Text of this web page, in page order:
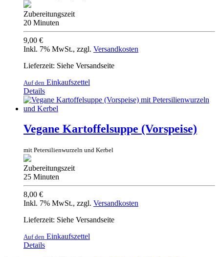
Zubereitungszeit
20 Minuten
9,00 €
Inkl. 7% MwSt., zzgl. Versandkosten
Lieferzeit: Siehe Versandseite
Auf den Einkaufszettel
Details
Vegane Kartoffelsuppe (Vorspeise)
mit Petersilienwurzeln und Kerbel
Zubereitungszeit
25 Minuten
8,00 €
Inkl. 7% MwSt., zzgl. Versandkosten
Lieferzeit: Siehe Versandseite
Auf den Einkaufszettel
Details